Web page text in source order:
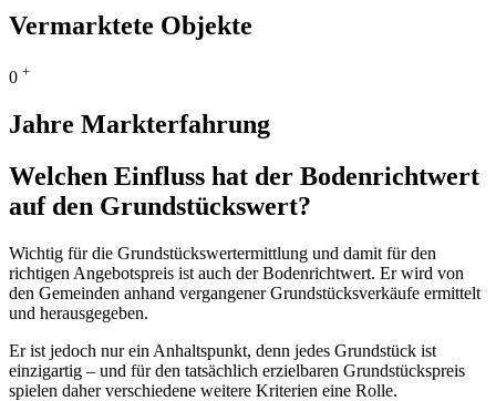
Vermarktete Objekte
0 +
Jahre Markterfahrung
Welchen Einfluss hat der Bodenrichtwert
auf den Grundstückswert?
Wichtig für die Grundstückswertermittlung und damit für den
richtigen Angebotspreis ist auch der Bodenrichtwert. Er wird von
den Gemeinden anhand vergangener Grundstücksverkäufe ermittelt
und herausgegeben.
Er ist jedoch nur ein Anhaltspunkt, denn jedes Grundstück ist
einzigartig – und für den tatsächlich erzielbaren Grundstückspreis
spielen daher verschiedene weitere Kriterien eine Rolle.